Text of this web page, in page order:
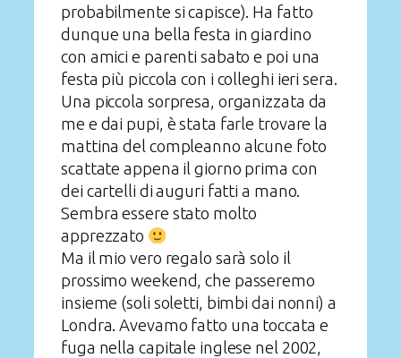
probabilmente si capisce). Ha fatto
dunque una bella festa in giardino
con amici e parenti sabato e poi una
festa più piccola con i colleghi ieri sera.
Una piccola sorpresa, organizzata da
me e dai pupi, è stata farle trovare la
mattina del compleanno alcune foto
scattate appena il giorno prima con
dei cartelli di auguri fatti a mano.
Sembra essere stato molto
apprezzato
Ma il mio vero regalo sarà solo il
prossimo weekend, che passeremo
insieme (soli soletti, bimbi dai nonni) a
Londra. Avevamo fatto una toccata e
fuga nella capitale inglese nel 2002,